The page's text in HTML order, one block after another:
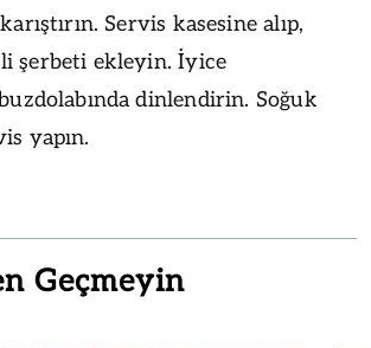
Servis kasesine alıp,
şerbeti ekleyin. İyice
buzdolabında dinlendirin. Soğuk
yapın.
Geçmeyin